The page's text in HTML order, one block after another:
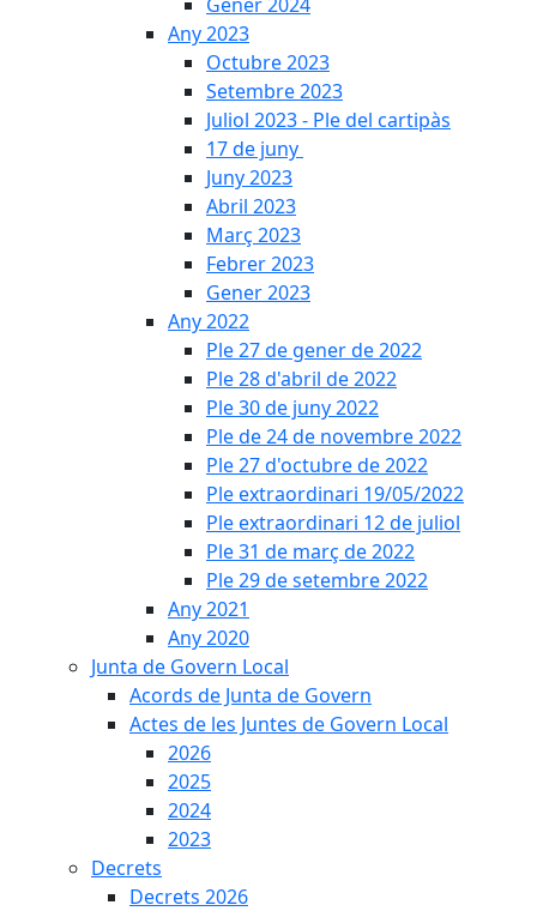
Any 2023
Octubre 2023
Setembre 2023
Juliol 2023 - Ple del cartipàs
17 de juny
Juny 2023
Abril 2023
Març 2023
Febrer 2023
Gener 2023
Any 2022
Ple 27 de gener de 2022
Ple 28 d'abril de 2022
Ple 30 de juny 2022
Ple de 24 de novembre 2022
Ple 27 d'octubre de 2022
Ple extraordinari 19/05/2022
Ple extraordinari 12 de juliol
Ple 31 de març de 2022
Ple 29 de setembre 2022
Any 2021
Any 2020
Junta de Govern Local
Acords de Junta de Govern
Actes de les Juntes de Govern Local
2026
2025
2024
2023
Decrets
Decrets 2026